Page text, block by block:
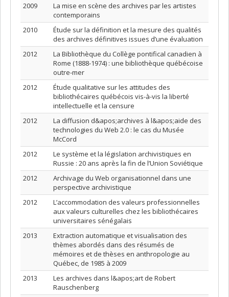
2009
La mise en scène des archives par les artistes
contemporains
2010
Étude sur la définition et la mesure des qualités
des archives définitives issues d’une évaluation
2012
La Bibliothèque du Collège pontifical canadien à
Rome (1888-1974) : une bibliothèque québécoise
outre-mer
2012
Étude qualitative sur les attitudes des
bibliothécaires québécois vis-à-vis la liberté
intellectuelle et la censure
2012
La diffusion d&apos;archives à l&apos;aide des
technologies du Web 2.0 : le cas du Musée
McCord
2012
Le système et la législation archivistiques en
Russie : 20 ans après la fin de l’Union Soviétique
2012
Archivage du Web organisationnel dans une
perspective archivistique
2012
L’accommodation des valeurs professionnelles
aux valeurs culturelles chez les bibliothécaires
universitaires sénégalais
2013
Extraction automatique et visualisation des
thèmes abordés dans des résumés de
mémoires et de thèses en anthropologie au
Québec, de 1985 à 2009
2013
Les archives dans l&apos;art de Robert
Rauschenberg